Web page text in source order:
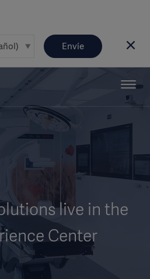
Envíe
live in the
Center